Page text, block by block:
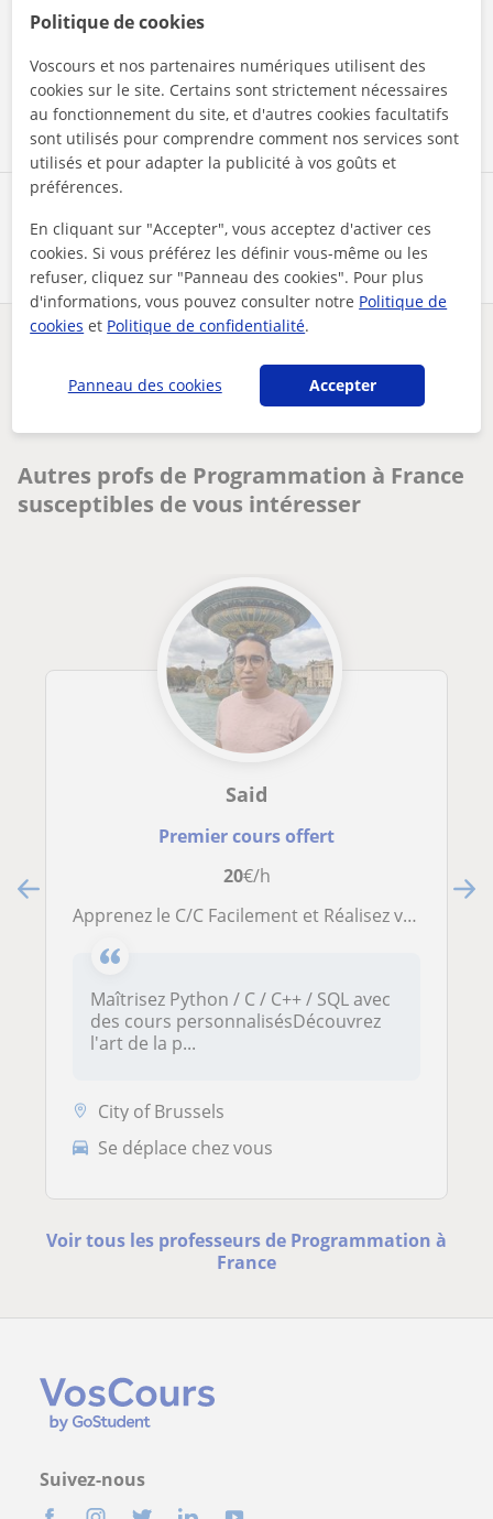
En cliquant sur l'un des deux boutons, vous acceptez nos
mentions légaleset deconfidentialité
Contacter maintenant
Programmation
Autres profs de Programmation à France
susceptibles de vous intéresser
Said
Premier cours offert
20€/h
Apprenez le C/C Facilement et Réalisez vos Premiers Projets
Maîtrisez Python / C / C++ / SQL avec
des cours personnalisésDécouvrez
l'art de la p...
City of Brussels
Se déplace chez vous
Voir tous les professeurs de Programmation à
France
Suivez-nous
Politique de cookies
Voscours et nos partenaires numériques utilisent des
cookies sur le site. Certains sont strictement nécessaires
au fonctionnement du site, et d'autres cookies facultatifs
sont utilisés pour comprendre comment nos services sont
utilisés et pour adapter la publicité à vos goûts et
préférences.
En cliquant sur "Accepter", vous acceptez d'activer ces
cookies. Si vous préférez les définir vous-même ou les
refuser, cliquez sur "Panneau des cookies". Pour plus
d'informations, vous pouvez consulter notre Politique de
cookies et Politique de confidentialité.
Panneau des cookies Accepter